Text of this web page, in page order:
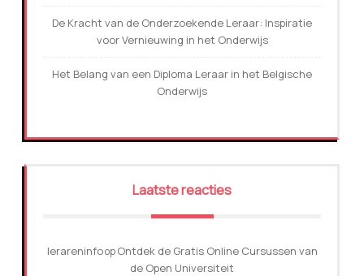
De Kracht van de Onderzoekende Leraar: Inspiratie
voor Vernieuwing in het Onderwijs
Het Belang van een Diploma Leraar in het Belgische
Onderwijs
Laatste reacties
lerareninfoopOntdek de Gratis Online Cursussen van
de Open Universiteit